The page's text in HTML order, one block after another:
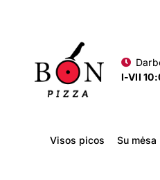
I-VII
Visos picos Su mėsa